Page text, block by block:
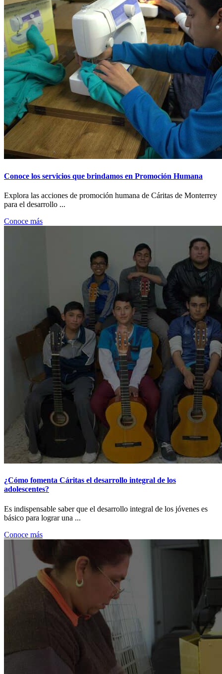
Conoce los servicios que brindamos en Promoción Humana
Explora las acciones de promoción humana de Cáritas de Monterrey
para el desarrollo ...
Conoce más
¿Cómo fomenta Cáritas el desarrollo integral de los
adolescentes?
Es indispensable saber que el desarrollo integral de los jóvenes es
básico para lograr una ...
Conoce más